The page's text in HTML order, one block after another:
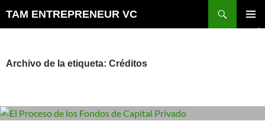
TAM ENTREPRENEUR VC
Archivo de la etiqueta: Créditos